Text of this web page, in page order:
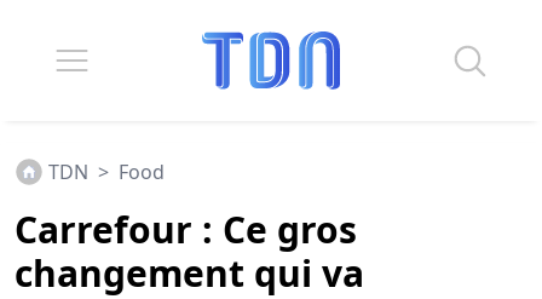
TDN > Food
Carrefour : Ce gros
changement qui va